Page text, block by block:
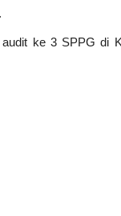
ke 3 SPPG di